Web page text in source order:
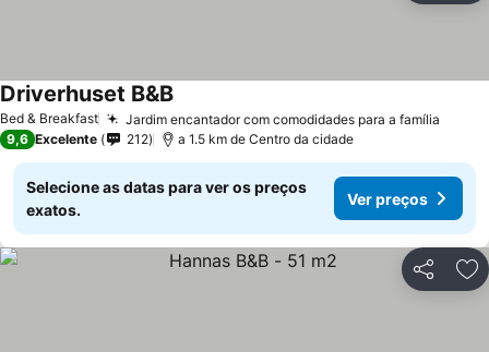
Bed & Breakfast Jardim encantador com comodidades para a família
Driverhuset B&BVer preços
9,6 Excelente 212 a 1.5 km de Centro da cidade
Selecione as datas para ver os preços
exatos.
Ver preços
Partilhar